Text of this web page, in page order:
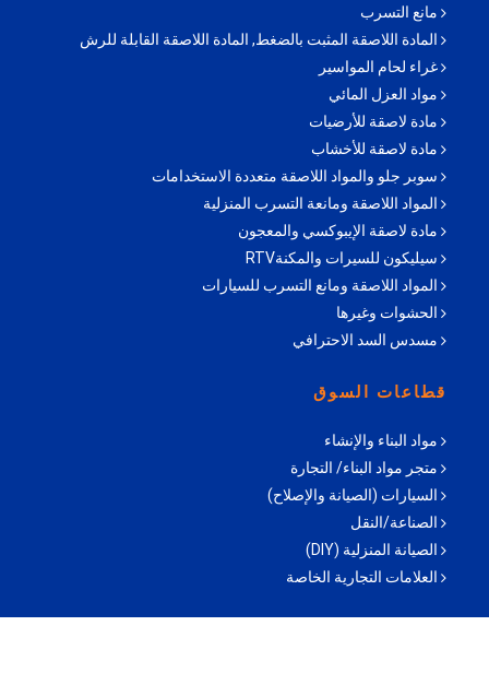
مانع التسرب
المادة اللاصقة المثبت بالضغط, المادة اللاصقة القابلة للرش
غراء لحام المواسير
مواد العزل المائي
مادة لاصقة للأرضيات
مادة لاصقة للأخشاب
سوبر جلو والمواد اللاصقة متعددة الاستخدامات
المواد اللاصقة ومانعة التسرب المنزلية
مادة لاصقة الإيبوكسي والمعجون
سيليكون للسيرات والمكنةRTV
المواد اللاصقة ومانع التسرب للسيارات
الحشوات وغيرها
مسدس السد الاحترافي
قطاعات السوق
مواد البناء والإنشاء
متجر مواد البناء/ التجارة
السيارات (الصيانة والإصلاح)
الصناعة/النقل
الصيانة المنزلية (DIY)
العلامات التجارية الخاصة